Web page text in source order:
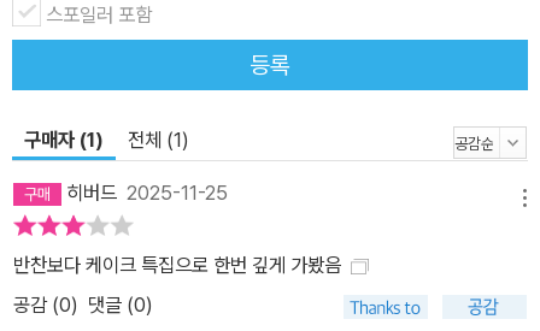
스포일러 포함
등록
구매자 (1) 전체 (1)
히버드 2025-11-25
반찬보다 케이크 특집으로 한번 깊게 가봤음
공감 (0) 댓글 (0)